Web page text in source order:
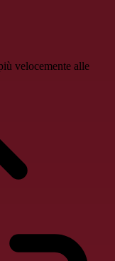
velocemente alle